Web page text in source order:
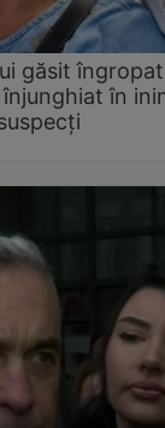
găsit
în